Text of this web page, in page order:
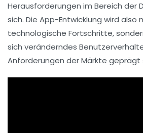
Herausforderungen im Bereich der
sich. Die App-Entwicklung wird also
technologische Fortschritte,
sich veränderndes
Anforderungen der Märkte geprägt